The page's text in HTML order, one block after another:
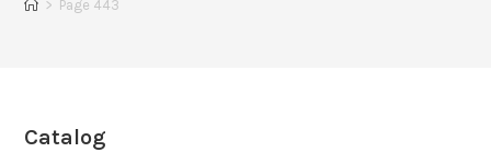
> Page 443
Catalog